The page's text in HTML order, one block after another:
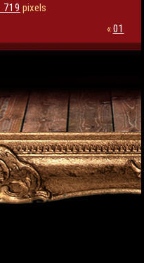
719 pixels
«01